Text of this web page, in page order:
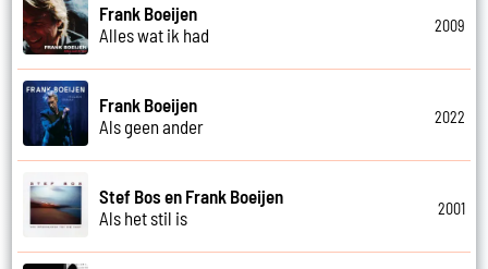
Frank Boeijen
Alles wat ik had
2009
Frank Boeijen
Als geen ander
2022
Stef Bos en Frank Boeijen
Als het stil is
2001